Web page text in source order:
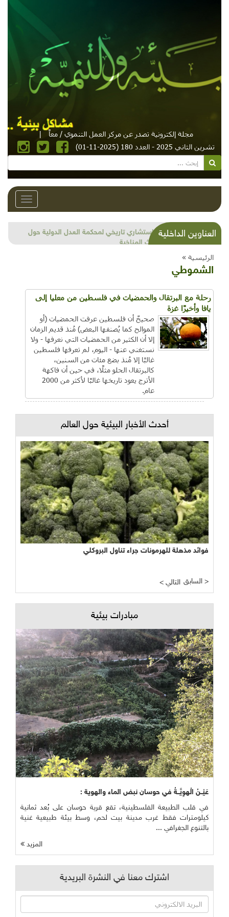
مجلة إلكترونية تصدر عن مركز العمل التنموي / معاً
|
تشرين الثاني 2025 - العدد 180 (2025-11-01)
Toggle
العناوين الداخليةشذرات بيئية وتنموية...بنية تحتية وحلويات قبيحة
وحاكورة ونوبل وزيتون و"سيباط"
الرئيسية »
الشموطي
رحلة مع البرتقال والحمضيات في فلسطين من معليا إلى
يافا وأخيرًا غزة
صحيحٌ أن فلسطين عرفت الحمضيات (أو
الموالح كما يُصنفها البعض) مُنذ قديم الزمان
إلا أن الكثير من الحمضيات التي نعرفها - ولا
نستغني عنها - اليوم، لم تعرفها فلسطين
غالبًا إلا مُنذ بضع مئات من السنين،
كالبرتقال الحلو مثلًا، في حين أن فاكهة
الأترج يعود تاريخها غالبًا لأكثر من 2000
عام.
أحدث الأخبار البيئية حول العالم
فوائد مذهلة للهرمونات جراء تناول البروكلي
< التالي السابق >
مبادرات بيئية
عَيْــنُ الْهوِيَّــةُ في حوسان نبض الماء والهوية :
في قلب الطبيعة الفلسطينية، تقع قرية حوسان على بُعد ثمانية
كيلومترات فقط غرب مدينة بيت لحم، وسط بيئة طبيعية غنية
بالتنوع الجغرافي ...
المزيد
اشترك معنا في النشرة البريدية